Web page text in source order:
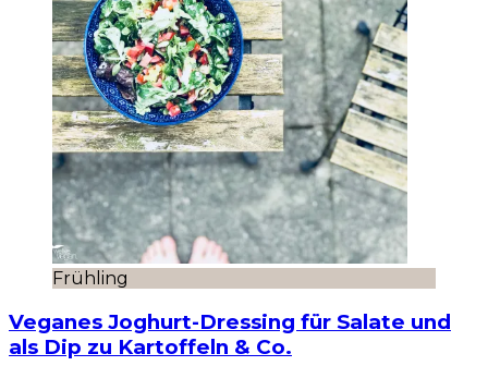
Frühling
Veganes Joghurt-Dressing für Salate und
als Dip zu Kartoffeln & Co.